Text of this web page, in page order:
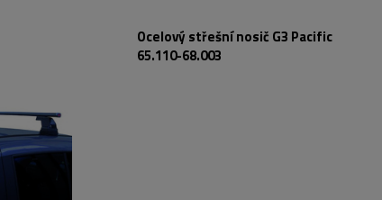
Ocelový střešní nosič G3 Pacific
65.110-68.003